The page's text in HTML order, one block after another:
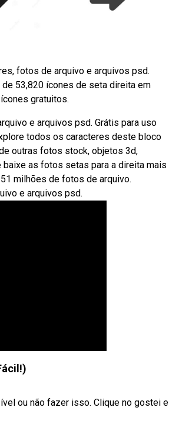
fotos de arquivo e arquivos psd.
53,820 ícones de seta direita em
gratuitos.
e arquivos psd. Grátis para uso
todos os caracteres deste bloco
outras fotos stock, objetos 3d,
as fotos setas para a direita mais
milhões de fotos de arquivo.
e arquivos psd.
ou não fazer isso. Clique no gostei e